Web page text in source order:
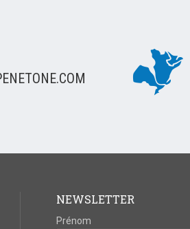
NEWSLETTER
Prénom